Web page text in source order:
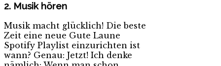
2. Musik hören
Musik macht glücklich! Die beste
Zeit eine neue Gute Laune
Spotify Playlist einzurichten ist
wann? Genau: Jetzt! Ich denke